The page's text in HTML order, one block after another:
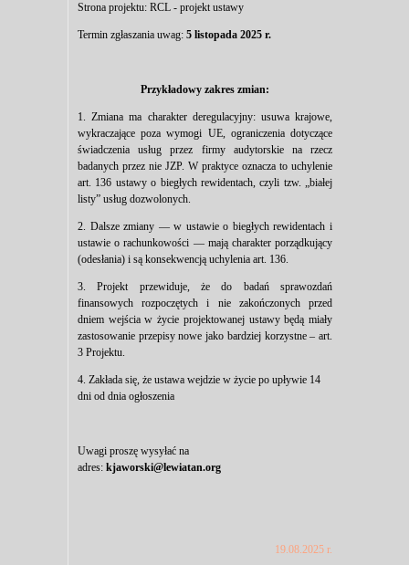
Strona projektu: RCL - projekt ustawy
Termin zgłaszania uwag: 5 listopada 2025 r.
Przykładowy zakres zmian:
1. Zmiana ma charakter deregulacyjny: usuwa krajowe,
wykraczające poza wymogi UE, ograniczenia dotyczące
świadczenia usług przez firmy audytorskie na rzecz
badanych przez nie JZP. W praktyce oznacza to uchylenie
art. 136 ustawy o biegłych rewidentach, czyli tzw. „białej
listy” usług dozwolonych.
2. Dalsze zmiany — w ustawie o biegłych rewidentach i
ustawie o rachunkowości — mają charakter porządkujący
(odesłania) i są konsekwencją uchylenia art. 136.
3. Projekt przewiduje, że do badań sprawozdań
finansowych rozpoczętych i nie zakończonych przed
dniem wejścia w życie projektowanej ustawy będą miały
zastosowanie przepisy nowe jako bardziej korzystne – art.
3 Projektu.
4. Zakłada się, że ustawa wejdzie w życie po upływie 14
dni od dnia ogłoszenia
Uwagi proszę wysyłać na
adres: kjaworski@lewiatan.org
19.08.2025 r.